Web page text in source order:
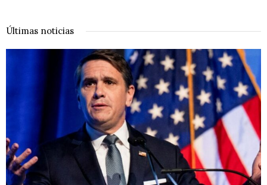
Últimas noticias